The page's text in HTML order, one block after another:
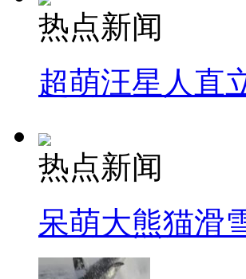
热点新闻
超萌汪星人直
热点新闻
呆萌大熊猫滑